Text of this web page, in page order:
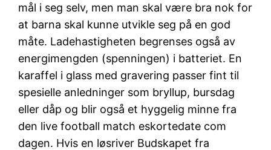
mål i seg selv, men man skal være bra nok for
at barna skal kunne utvikle seg på en god
måte. Ladehastigheten begrenses også av
energimengden (spenningen) i batteriet. En
karaffel i glass med gravering passer fint til
spesielle anledninger som bryllup, bursdag
eller dåp og blir også et hyggelig minne fra
den live football match eskortedate com
dagen. Hvis en løsriver Budskapet fra